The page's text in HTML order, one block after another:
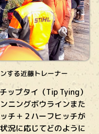
する近藤トレーナー
プタイ（Tip Tying）
ニングボウラインまた
チ＋２ハーフヒッチが
況に応じてどのように